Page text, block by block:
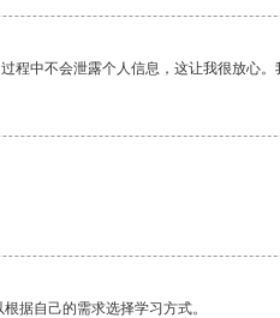
程中不会泄露个人信息，这让我很放心
据自己的需求选择学习方式。